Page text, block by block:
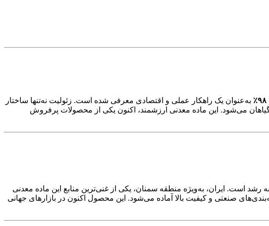
به‌عنوان یک راهکار عملی و اقتصادی معرفی شده است. زئولیت نه‌تنها ساختار
می‌شود. این ماده معدنی ارزشمند، اکنون یکی از محصولات پرفروش
است. ایران، به‌ویژه منطقه سمنان، یکی از غنی‌ترین منابع این ماده معدنی
صنعتی و کیفیت بالا آماده می‌شود. این محصول اکنون در بازارهای جهانی